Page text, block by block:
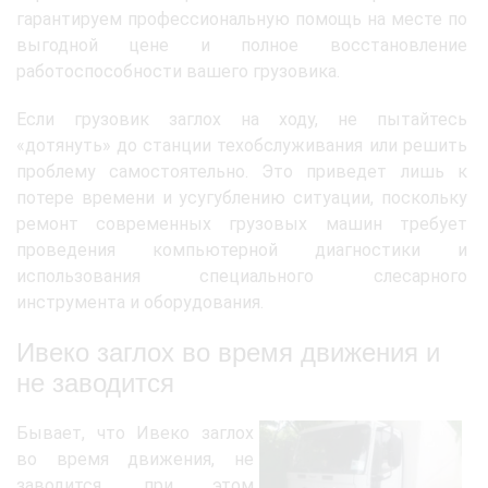
гарантируем профессиональную помощь на месте по
выгодной цене и полное восстановление
работоспособности вашего грузовика.
Если грузовик заглох на ходу, не пытайтесь
«дотянуть» до станции техобслуживания или решить
проблему самостоятельно. Это приведет лишь к
потере времени и усугублению ситуации, поскольку
ремонт современных грузовых машин требует
проведения компьютерной диагностики и
использования специального слесарного
инструмента и оборудования.
Ивеко заглох во время движения и
не заводится
Бывает, что Ивеко заглох
во время движения, не